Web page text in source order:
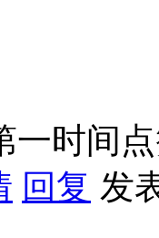
一时间
回复 发